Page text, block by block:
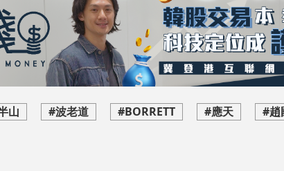
山 #波老道 #BORRETT #應天 #趙